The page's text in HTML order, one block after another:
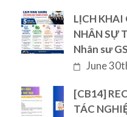
LỊCH KHAI
NHÂN SỰ
Nhân sư
June
[CB14]
TÁC